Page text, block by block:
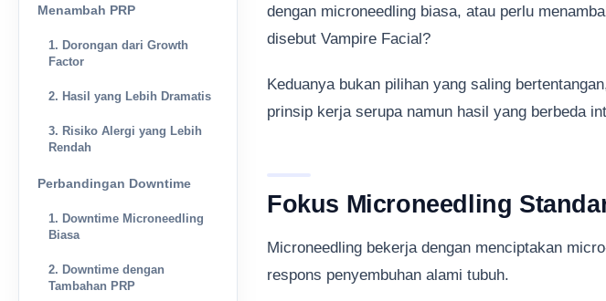
Menambah PRP
1. Dorongan dari Growth
Factor
2. Hasil yang Lebih Dramatis
3. Risiko Alergi yang Lebih
Rendah
Perbandingan Downtime
1. Downtime Microneedling
Biasa
2. Downtime dengan
Tambahan PRP
dengan microneedling biasa, atau perlu
disebut Vampire Facial?
Keduanya bukan pilihan yang saling
prinsip kerja serupa namun hasil yang berbeda
Fokus Microneedling
Microneedling bekerja dengan menciptakan
respons penyembuhan alami tubuh.